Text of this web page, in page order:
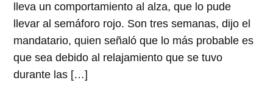
lleva un comportamiento al alza, que lo pude
llevar al semáforo rojo. Son tres semanas, dijo el
mandatario, quien señaló que lo más probable es
que sea debido al relajamiento que se tuvo
durante las […]